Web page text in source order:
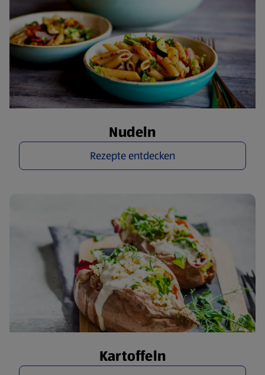
Nudeln
Rezepte entdecken
Kartoffeln